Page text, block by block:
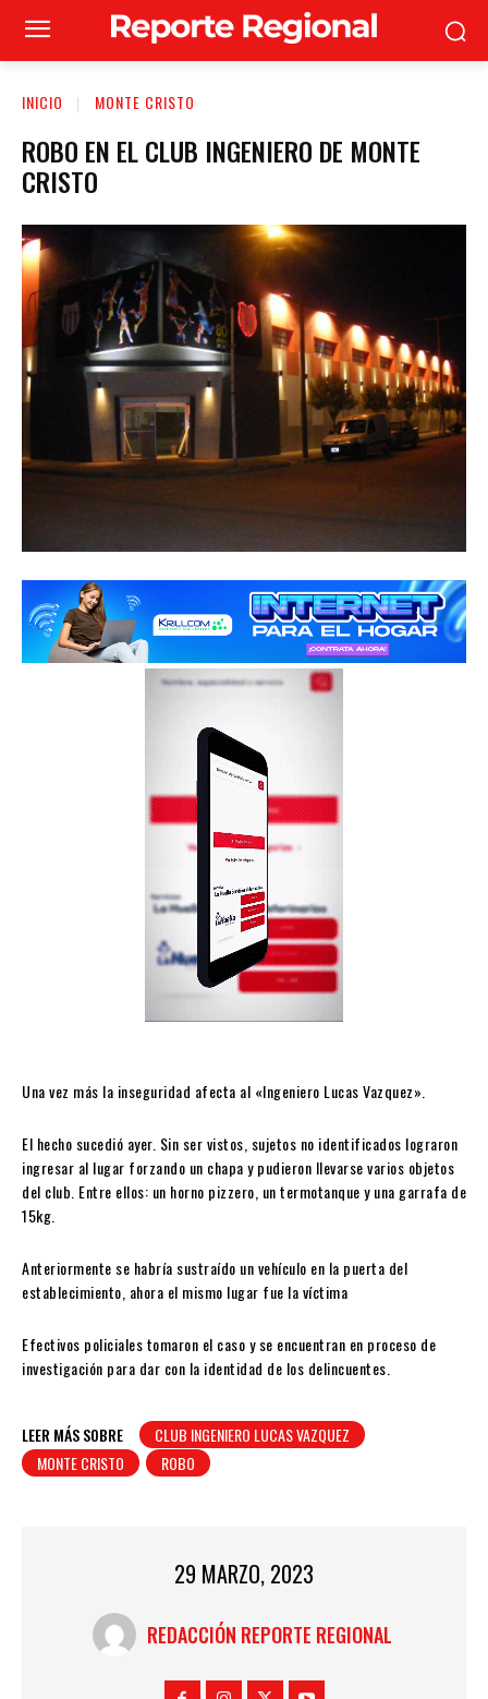
INICIO MONTE CRISTO
ROBO EN EL CLUB INGENIERO DE MONTE
CRISTO
Una vez más la inseguridad afecta al «Ingeniero Lucas Vazquez».
El hecho sucedió ayer. Sin ser vistos, sujetos no identificados lograron
ingresar al lugar forzando un chapa y pudieron llevarse varios objetos
del club. Entre ellos: un horno pizzero, un termotanque y una garrafa de
15kg.
Anteriormente se habría sustraído un vehículo en la puerta del
establecimiento, ahora el mismo lugar fue la víctima
Efectivos policiales tomaron el caso y se encuentran en proceso de
investigación para dar con la identidad de los delincuentes.
LEER MÁS SOBRE
CLUB INGENIERO LUCAS VAZQUEZ
MONTE CRISTO
ROBO
29 MARZO, 2023
REDACCIÓN REPORTE REGIONAL